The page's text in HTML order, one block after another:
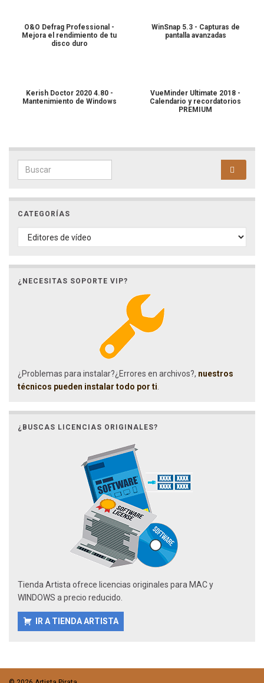
O&O Defrag Professional -
Mejora el rendimiento de tu
disco duro
WinSnap 5.3 - Capturas de
pantalla avanzadas
Kerish Doctor 2020 4.80 -
Mantenimiento de Windows
VueMinder Ultimate 2018 -
Calendario y recordatorios
PREMIUM
Search for:
CATEGORÍAS
CATEGORÍAS
¿NECESITAS SOPORTE VIP?
¿Problemas para instalar?¿Errores en archivos?, nuestros
técnicos pueden instalar todo por ti
¿BUSCAS LICENCIAS ORIGINALES?
Tienda Artista ofrece licencias originales para MAC y
WINDOWS a precio reducido.
IR A TIENDA ARTISTA